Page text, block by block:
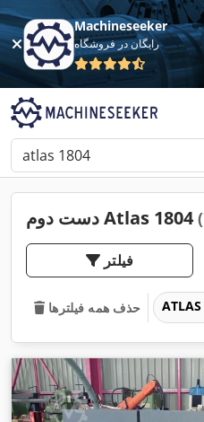
Machineseeker
رایگان در فروشگاه
دست دوم Atlas 1804
فیلتر
حذف همه فیلترها ATLAS